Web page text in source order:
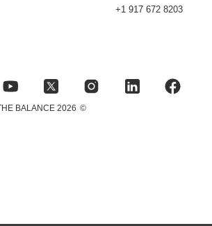
+1 917 672 8203
©
2026 THE BALANCE